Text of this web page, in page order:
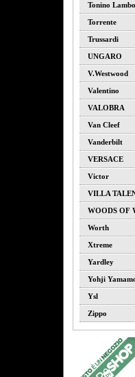
Tonino
Torrente
Trussardi
UNGARO
V.westwood
Valentino
VALOBRA
Van Cleef
Vanderbilt
VERSACE
Victor
VILLA
WOODS OF
Worth
Xtreme
Yardley
Yohji
Ysl
Zippo